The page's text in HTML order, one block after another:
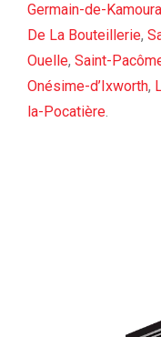
Germain-de-
De La Bouteillerie,
Ouelle, Saint-
Onésime-d’Ixworth,
la-Pocatière.